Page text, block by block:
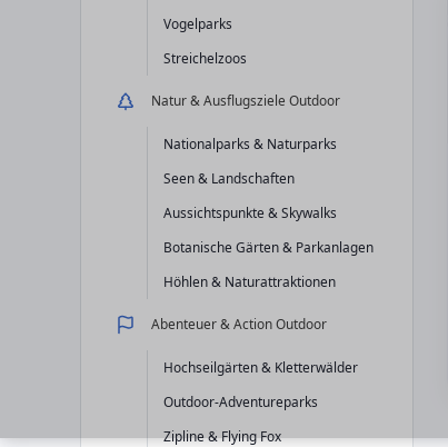
Vogelparks
Streichelzoos
Natur & Ausflugsziele Outdoor
Nationalparks & Naturparks
Seen & Landschaften
Aussichtspunkte & Skywalks
Botanische Gärten & Parkanlagen
Höhlen & Naturattraktionen
Abenteuer & Action Outdoor
Hochseilgärten & Kletterwälder
Outdoor-Adventureparks
Zipline & Flying Fox